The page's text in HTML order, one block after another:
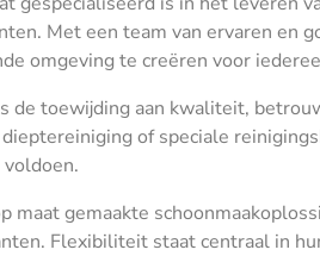
Met een team van ervaren en
omgeving te creëren voor
de toewijding aan kwaliteit,
of speciale
maat gemaakte
Flexibiliteit staat centraal in